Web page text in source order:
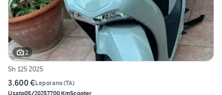
2
Sh 125 2025
3.600 €Leporano(TA)
Usato05/20257700 KmScooter